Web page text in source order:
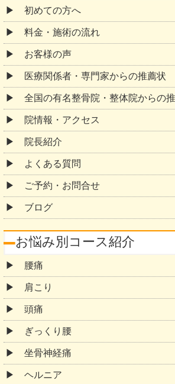
初めての方へ
料金・施術の流れ
お客様の声
医療関係者・専門家からの推薦状
全国の有名整骨院・整体院からの
院情報・アクセス
院長紹介
よくある質問
ご予約・お問合せ
ブログ
お悩み別コース紹介
腰痛
肩こり
頭痛
ぎっくり腰
坐骨神経痛
ヘルニア